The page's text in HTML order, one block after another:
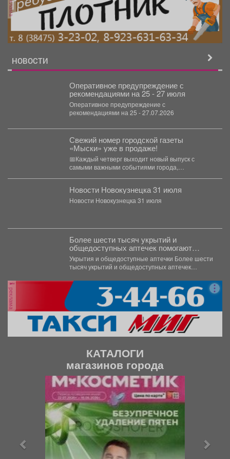
НОВОСТИ
Оперативное предупреждение с
рекомендациями на 25 - 27 июля
Оперативное предупреждение с
рекомендациями на 25 - 27.07.2026
Свежий номер городской газеты
«Мыски» уже в продаже!
📅Каждый четверг выходит новый выпуск с
самыми важными событиями города,
Новости Новокузнецка 31 июля
Новости Новокузнецка 31 июля
Более шести тысяч укрытий и
общедоступных аптечек помогают
обеспечить безопасность жителей
Кузбасса.
Укрытия и общедоступные аптечки Более шести
тысяч укрытий и общедоступных аптечек
реклама
КАТАЛОГИ
магазинов города